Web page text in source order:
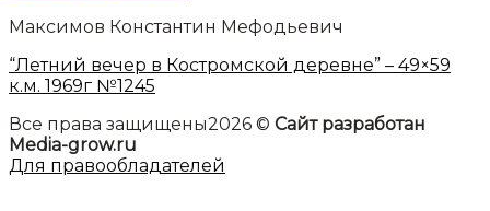
Максимов Константин Мефодьевич
“Летний вечер в Костромской деревне” – 49×59
к.м. 1969г №1245
Все права защищены2026 © Сайт разработан
Media-grow.ru
Для правообладателей